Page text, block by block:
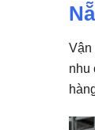
Vận
nhu